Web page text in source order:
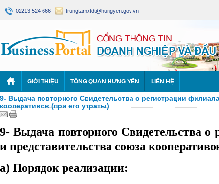
02213 524 666 trungtamxtdt@hungyen.gov.vn
GIỚI THIỆU TỔNG QUAN HƯNG YÊN LIÊN HỆ
9- Выдача повторного Свидетельства о регистрации
кооперативов (при его утраты)
9- Выдача повторного Свидетельства о
и представительства союза
а) Порядок реализации: